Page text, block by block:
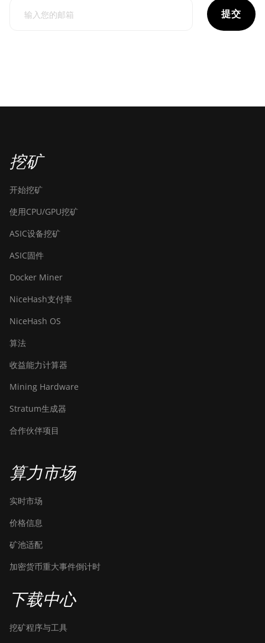
提交
挖矿
开始挖矿
使用CPU/GPU挖矿
ASIC设备挖矿
ASIC固件
Docker Miner
NiceHash支付率
NiceHash OS
算法
收益能力计算器
Mining Hardware
Stratum生成器
合作伙伴项目
算力市场
实时市场
价格信息
矿池适配
加密货币重大事件倒计时
下载中心
挖矿程序与工具